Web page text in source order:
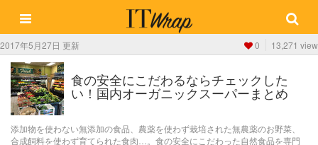
2017年5月27日 更新 0 13,271 view
食の安全にこだわるならチェックした
い！国内オーガニックスーパーまとめ
添加物を使わない無添加の食品、農薬を使わず栽培された無農薬のお野菜、
合成飼料を使わず育てられた食肉…。食の安全にこだわった自然食品を専門